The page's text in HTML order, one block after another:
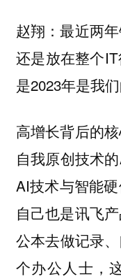
赵翔：最近两
还是放在整个
是2023年是我们
高增长背后的
自我原创技术
AI技术与智能
自己也是讯飞
公本去做记录
个办公人士，